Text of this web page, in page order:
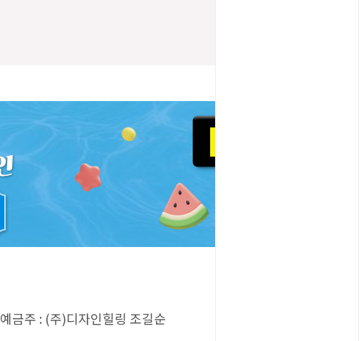
예금주 : (주)디자인힐링 조길순